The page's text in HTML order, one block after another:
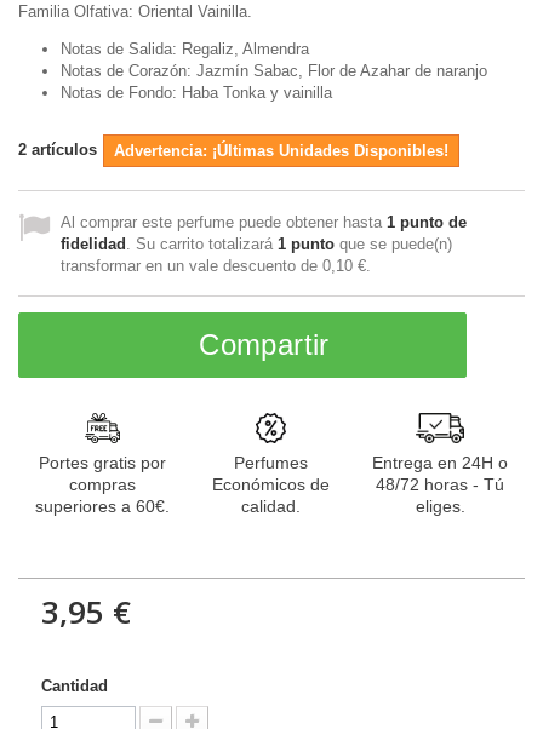
Familia Olfativa: Oriental Vainilla.
Notas de Salida: Regaliz, Almendra
Notas de Corazón: Jazmín Sabac, Flor de Azahar de naranjo
Notas de Fondo: Haba Tonka y vainilla
2 artículos Advertencia: ¡Últimas Unidades Disponibles!
Al comprar este perfume puede obtener hasta 1 punto de
fidelidad . Su carrito totalizará 1 punto que se puede(n)
transformar en un vale descuento de 0,10 €
Compartir
Portes gratis por
compras
superiores a 60€.
Perfumes
Económicos de
calidad.
Entrega en 24H o
48/72 horas - Tú
eliges.
3,95 €
Cantidad